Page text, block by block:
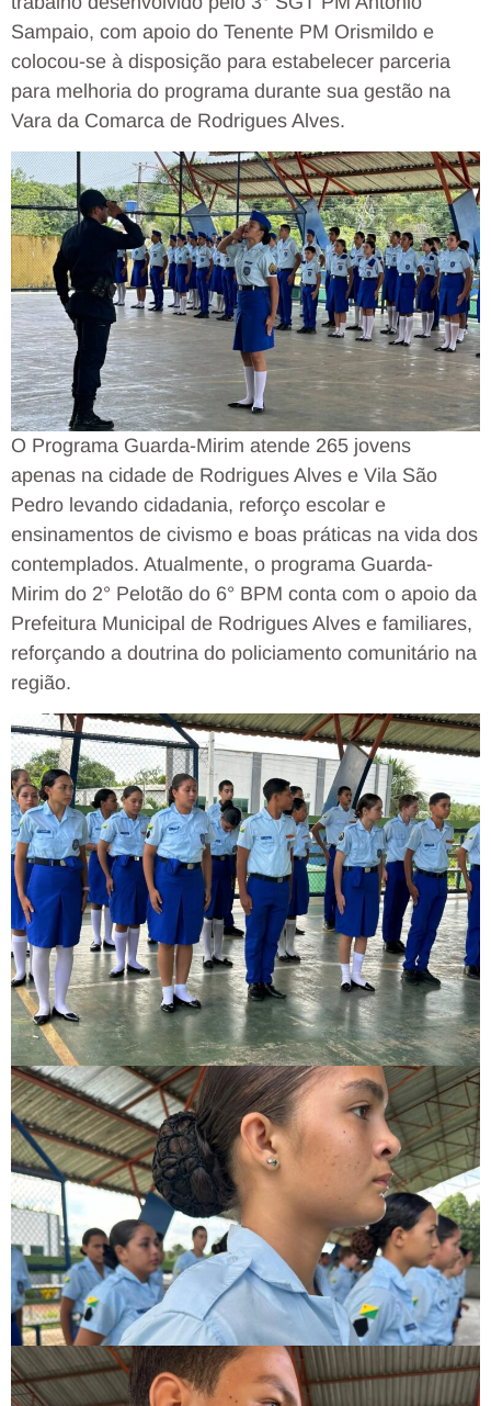
Sampaio, com apoio do Tenente PM Orismildo e
colocou-se à disposição para estabelecer parceria
para melhoria do programa durante sua gestão na
Vara da Comarca de Rodrigues Alves.
O Programa Guarda-Mirim atende 265 jovens
apenas na cidade de Rodrigues Alves e Vila São
Pedro levando cidadania, reforço escolar e
ensinamentos de civismo e boas práticas na vida dos
contemplados. Atualmente, o programa Guarda-
Mirim do 2° Pelotão do 6° BPM conta com o apoio da
Prefeitura Municipal de Rodrigues Alves e familiares,
reforçando a doutrina do policiamento comunitário na
região.